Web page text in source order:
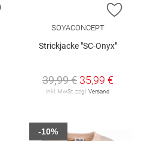
ZUR WUNSCHLISTE HINZUFÜGEN
ZUR
SOYACONCEPT
Strickjacke "SC-Onyx"
39,99 € 35,99 €
inkl. MwSt. zzgl.Versand
-10%